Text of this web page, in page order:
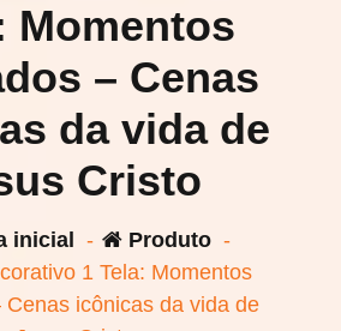
Momentos
– Cenas
da vida de
Cristo
inicial - Produto -
1 Tela: Momentos
Cenas icônicas da vida de